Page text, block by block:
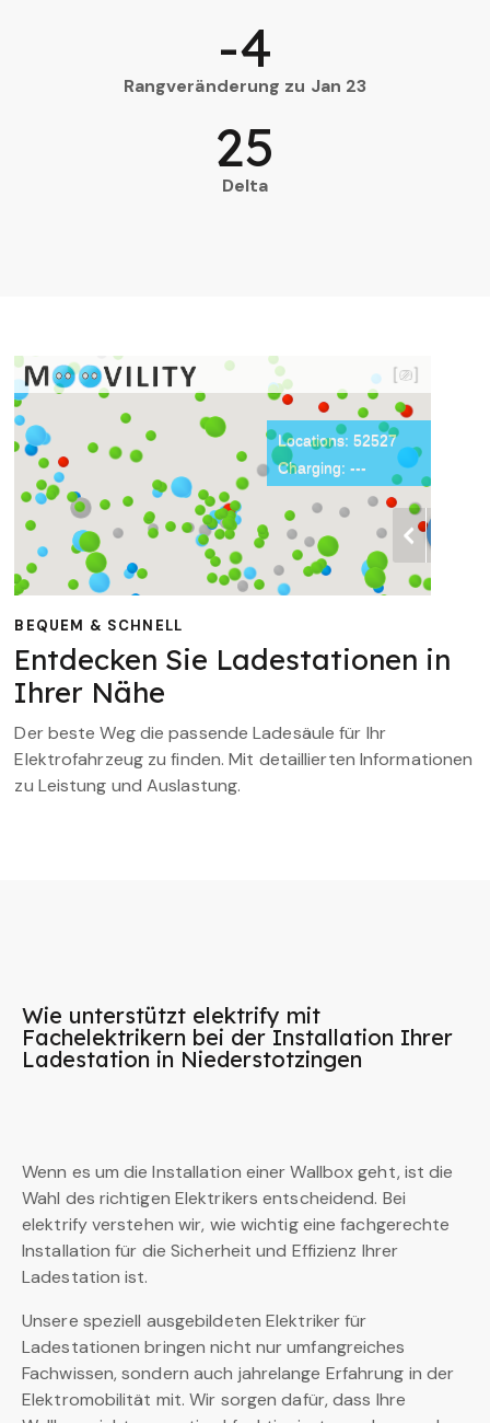
Rangveränderung zu Jan 23
-4
Delta
25
BEQUEM & SCHNELL
Entdecken Sie Ladestationen in
Ihrer Nähe
Der beste Weg die passende Ladesäule für Ihr
Elektrofahrzeug zu finden. Mit detaillierten Informationen
zu Leistung und Auslastung.
Wie unterstützt elektrify mit
Fachelektrikern bei der Installation Ihrer
Ladestation in Niederstotzingen
Wenn es um die Installation einer Wallbox geht, ist die
Wahl des richtigen Elektrikers entscheidend. Bei
elektrify verstehen wir, wie wichtig eine fachgerechte
Installation für die Sicherheit und Effizienz Ihrer
Ladestation ist.
Unsere speziell ausgebildeten Elektriker für
Ladestationen bringen nicht nur umfangreiches
Fachwissen, sondern auch jahrelange Erfahrung in der
Elektromobilität mit. Wir sorgen dafür, dass Ihre